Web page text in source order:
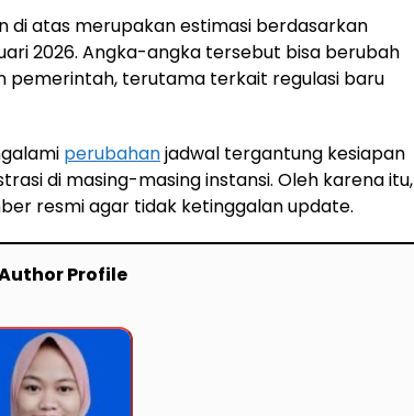
di atas merupakan estimasi berdasarkan
2026. Angka-angka tersebut bisa berubah
terutama terkait regulasi baru
perubahanjadwal tergantung kesiapan
di masing-masing instansi. Oleh karena itu,
resmi agar tidak ketinggalan update.
Profile